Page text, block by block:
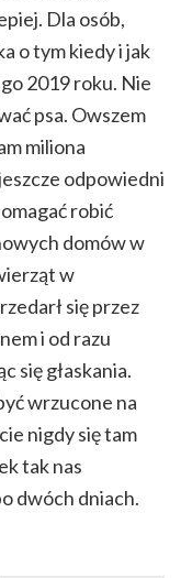
Dla osób,
o tym kiedy i jak
2019 roku. Nie
psa. Owszem
miliona
odpowiedni
robić
domów w
w
się przez
i od razu
się głaskania.
wrzucone na
nigdy się tam
tak nas
dwóch dniach.